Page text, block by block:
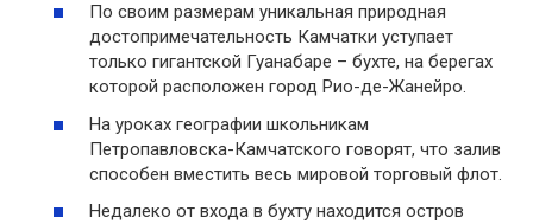
По своим размерам уникальная природная
достопримечательность Камчатки уступает
только гигантской Гуанабаре – бухте, на берегах
которой расположен город Рио-де-Жанейро.
На уроках географии школьникам
Петропавловска-Камчатского говорят, что залив
способен вместить весь мировой торговый флот.
Недалеко от входа в бухту находится остров